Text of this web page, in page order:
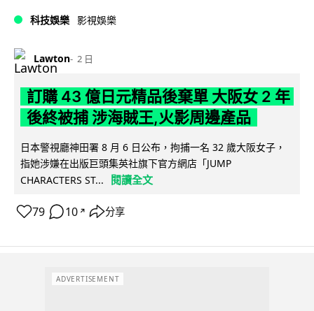
科技娛樂 影視娛樂
Lawton 2 日
訂購 43 億日元精品後棄單 大阪女 2 年
後終被捕 涉海賊王,火影周邊產品
日本警視廳神田署 8 月 6 日公布，拘捕一名 32 歲大阪女子，
指她涉嫌在出版巨頭集英社旗下官方網店「JUMP
CHARACTERS ST...
閱讀全文
79 10 ↗ 分享
ADVERTISEMENT